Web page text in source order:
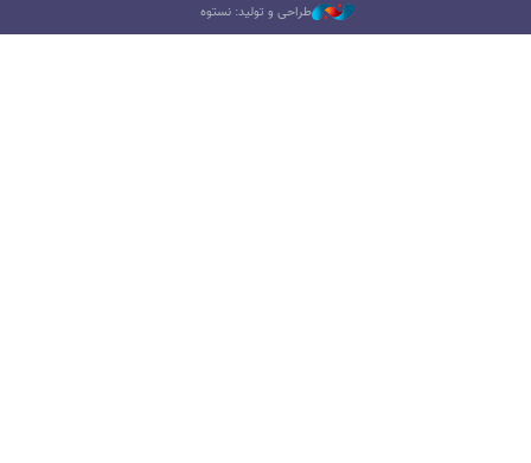
طراحی و تولید: نستوه